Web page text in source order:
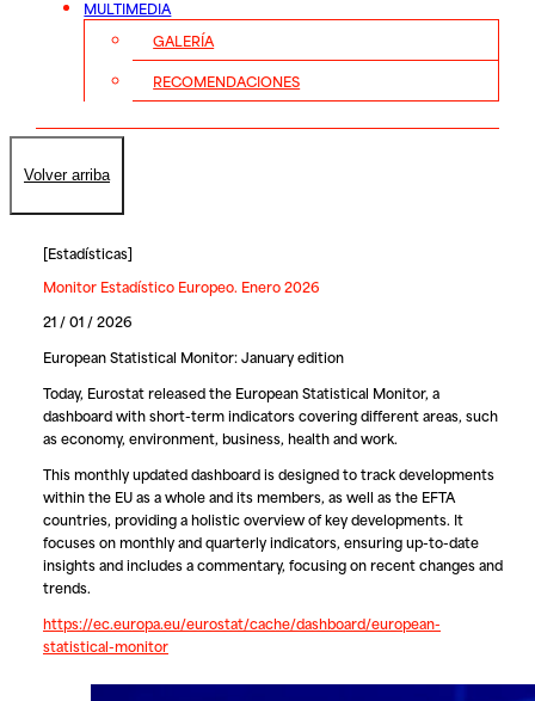
MULTIMEDIA
GALERÍA
RECOMENDACIONES
Volver arriba
[Estadísticas]
Monitor Estadístico Europeo. Enero 2026
21 / 01 / 2026
European Statistical Monitor: January edition
Today, Eurostat released the European Statistical Monitor, a
dashboard with short-term indicators covering different areas, such
as economy, environment, business, health and work.
This monthly updated dashboard is designed to track developments
within the EU as a whole and its members, as well as the EFTA
countries, providing a holistic overview of key developments. It
focuses on monthly and quarterly indicators, ensuring up-to-date
insights and includes a commentary, focusing on recent changes and
trends.
https://ec.europa.eu/eurostat/cache/dashboard/european-
statistical-monitor